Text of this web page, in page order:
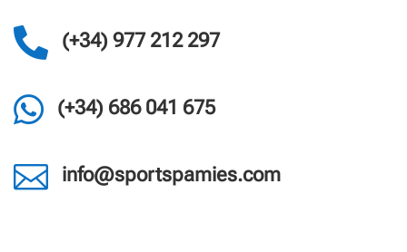
 (+34) 977 212 297
 (+34) 686 041 675
 info@sportspamies.com